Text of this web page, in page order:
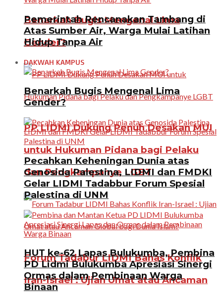
Benarkah Bugis Mengenal Lima
Gender?
PP LIDMI Dukung Penuh Desakan MUI
untuk Hukuman Pidana bagi Pelaku
dan Pengkampanye LGBT
Forum Tadabur LIDMI Bahas Konflik
Iran-Israel : Ujian Umat atau Ancaman
Pemerintah Rencanakan Tambang di
Atas Sumber Air, Warga Mulai Latihan
Hidup Tanpa Air
DAKWAH KAMPUS
Benarkah Bugis Mengenal Lima
Gender?
Pecahkan Keheningan Dunia atas
Genosida Palestina, LIDMI dan FMDKI
Gelar LIDMI Tadabbur Forum Spesial
Palestina di UNM
HUT ke-62 Lapas Bulukumba, Pembina
PD Lidmi Bulukumba Apresiasi Sinergi
Ormas dalam Pembinaan Warga
Binaan